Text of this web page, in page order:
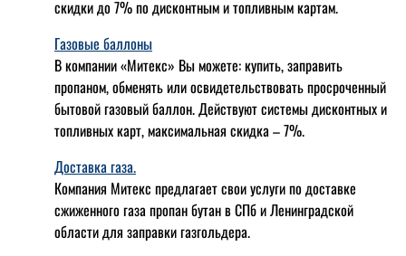
скидки до 7% по дисконтным и топливным картам.
Газовые баллоны
В компании «Митекс» Вы можете: купить, заправить
пропаном, обменять или освидетельствовать просроченный
бытовой газовый баллон. Действуют системы дисконтных и
топливных карт, максимальная скидка – 7%.
Доставка газа.
Компания Митекс предлагает свои услуги по доставке
сжиженного газа пропан бутан в СПб и Ленинградской
области для заправки газгольдера.